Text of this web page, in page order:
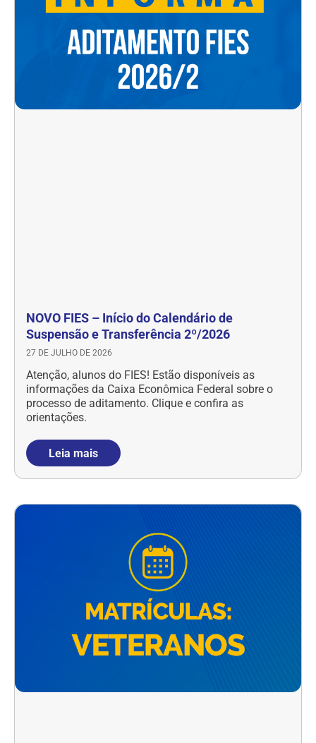
NOVO FIES – Início do Calendário de
Suspensão e Transferência 2º/2026
27 DE JULHO DE 2026
Atenção, alunos do FIES! Estão disponíveis as
informações da Caixa Econômica Federal sobre o
processo de aditamento. Clique e confira as
orientações.
Leia mais